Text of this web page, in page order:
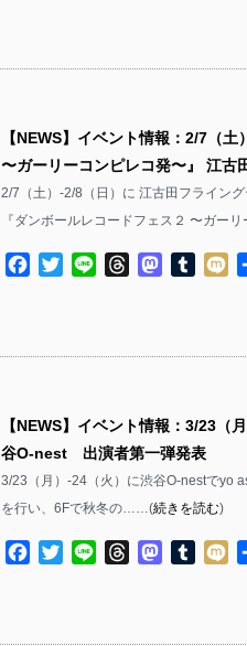
【NEWS】イベント情報：2/7（
〜ガーリーコンピレコ発〜』 江古
2/7（土）-2/8（日）に 江古田フライン
『ダンボールレコードフェス２ 〜ガー
Facebook
TwitterLine ThreadsMastodon
【NEWS】イベント情報：3/23
谷O-nest 出演者第一弾発表
3/23（月）-24（火）に渋谷O-nestでyo
を行い、6Fで秋冬の……(続きを読む)
Facebook
TwitterLine ThreadsMastodon